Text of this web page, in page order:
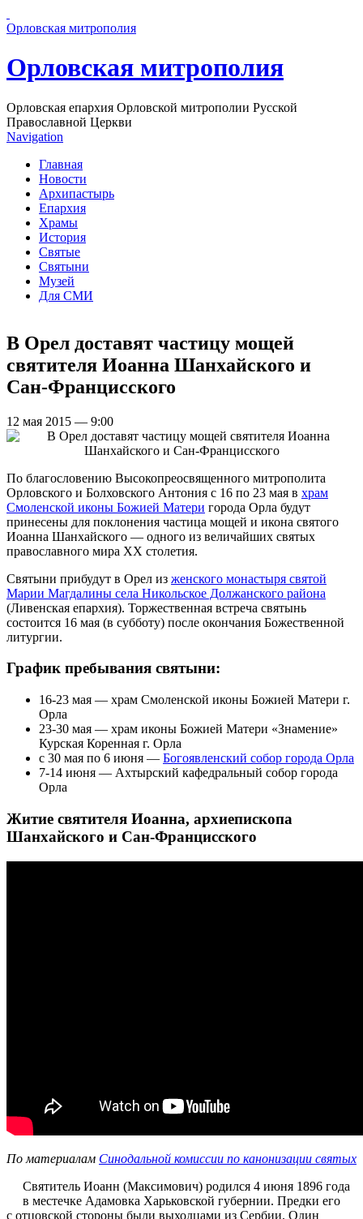
Орловская митрополия
Орловская митрополия
Орловская епархия Орловской митрополии Русской
Православной Церкви
Navigation
Главная
Новости
Архипастырь
Епархия
Храмы
История
Святые
Святыни
Музей
Для СМИ
В Орел доставят частицу мощей
святителя Иоанна Шанхайского и
Сан-Францисского
12 мая 2015 — 9:00
По благословению Высокопреосвященного митрополита
Орловского и Болховского Антония с 16 по 23 мая в храм
Смоленской иконы Божией Матери города Орла будут
принесены для поклонения частица мощей и икона святого
Иоанна Шанхайского — одного из величайших святых
православного мира ХХ столетия.
Святыни прибудут в Орел из женского монастыря святой
Марии Магдалины села Никольское Должанского района
(Ливенская епархия). Торжественная встреча святынь
состоится 16 мая (в субботу) после окончания Божественной
литургии.
График пребывания святыни:
16-23 мая — храм Смоленской иконы Божией Матери г.
Орла
23-30 мая — храм иконы Божией Матери «Знамение»
Курская Коренная г. Орла
с 30 мая по 6 июня — Богоявленский собор города Орла
7-14 июня — Ахтырский кафедральный собор города
Орла
Житие святителя Иоанна, архиепископа
Шанхайского и Сан-Францисского
По материалам Синодальной комиссии по канонизации святых
Святитель Иоанн (Максимович) родился 4 июня 1896 года
в местечке Адамовка Харьковской губернии. Предки его
с отцовской стороны были выходцами из Сербии. Один